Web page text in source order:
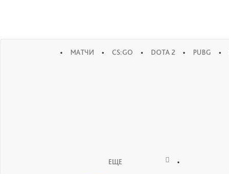
• МАТЧИ • CS:GO • DOTA 2 • PUBG •
ЕЩЕ •